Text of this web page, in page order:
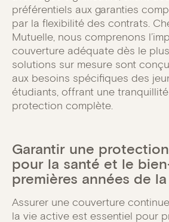
préférentiels aux garanties
par la flexibilité des contrats.
Mutuelle, nous comprenons
couverture adéquate dès le
solutions sur mesure sont
aux besoins spécifiques des
étudiants, offrant une
protection complète.
Garantir une
pour la santé et le
premières années de
Assurer une couverture
la vie active est essentiel pour